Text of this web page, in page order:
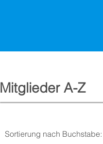
Mitglieder A-Z
Sortierung nach Buchstabe: